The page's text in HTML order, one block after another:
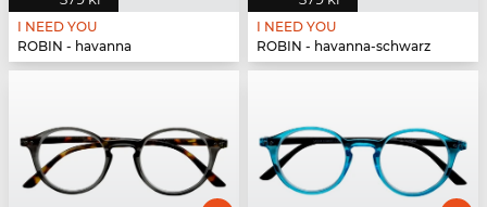
I NEED YOU
ROBIN - havanna
I NEED YOU
ROBIN - havanna-schwarz